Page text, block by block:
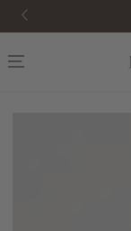
SPRING TIL
INDHOLD